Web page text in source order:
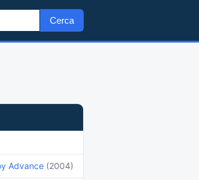
Cerca
Advance (2004)